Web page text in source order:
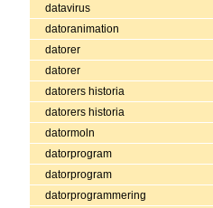
datavirus
datoranimation
datorer
datorer
datorers historia
datorers historia
datormoln
datorprogram
datorprogram
datorprogrammering